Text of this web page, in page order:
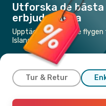
Utforska de bästa
erbjudandena
Upptäck de billigaste flygen
Island till Saigon
Tur & Retur